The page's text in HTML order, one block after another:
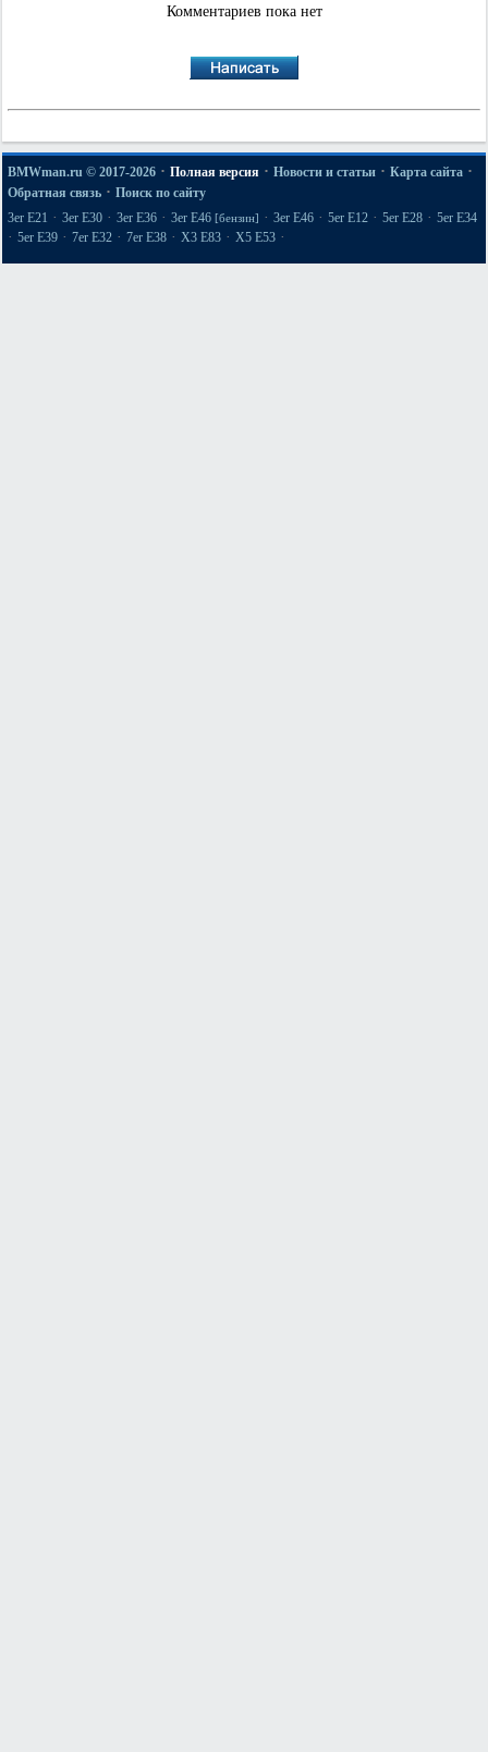
Комментариев пока нет
BMWman.ru © 2017-2026 · Полная версия · Новости и статьи · Карта сайта ·
Обратная связь · Поиск по сайту
3er E21 · 3er E30 · 3er E36 · 3er E46 [бензин] · 3er E46 · 5er E12 · 5er E28 · 5er E34
· 5er E39 · 7er E32 · 7er E38 · X3 E83 · X5 E53 ·